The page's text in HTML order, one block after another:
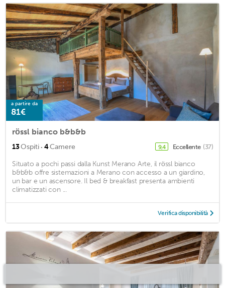
a partire da
81€
rössl bianco b&b&b
13Ospiti · 4Camere 9,4 Eccellente (37)
Situato a pochi passi dalla Kunst Merano Arte, il rössl bianco
b&b&b offre sistemazioni a Merano con accesso a un giardino,
un bar e un ascensore. Il bed & breakfast presenta ambienti
climatizzati con ...
Verifica disponibilità